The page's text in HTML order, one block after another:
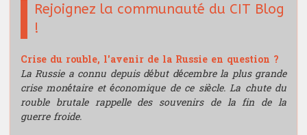
Rejoignez la communauté du CIT Blog
!
Crise du rouble, l'avenir de la Russie en question ?
La Russie a connu depuis début décembre la plus grande
crise monétaire et économique de ce siècle. La chute du
rouble brutale rappelle des souvenirs de la fin de la
guerre froide.